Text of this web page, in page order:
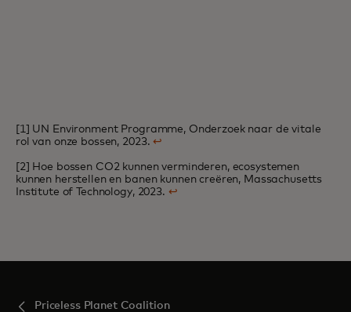
[1] UN Environment Programme, Onderzoek naar de vitale
rol van onze bossen, 2023.↩
[2] Hoe bossen CO2 kunnen verminderen, ecosystemen
kunnen herstellen en banen kunnen creëren, Massachusetts
Institute of Technology, 2023. ↩
Priceless Planet Coalition